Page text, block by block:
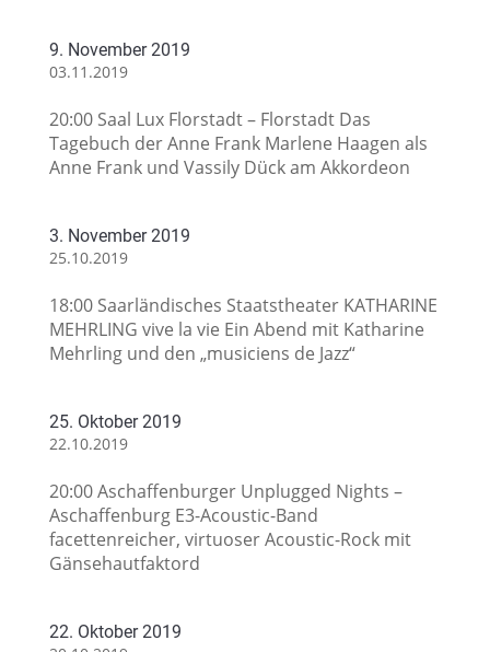
9. November 2019
03.11.2019
20:00 Saal Lux Florstadt – Florstadt Das
Tagebuch der Anne Frank Marlene Haagen als
Anne Frank und Vassily Dück am Akkordeon
3. November 2019
25.10.2019
18:00 Saarländisches Staatstheater KATHARINE
MEHRLING vive la vie Ein Abend mit Katharine
Mehrling und den „musiciens de Jazz“
25. Oktober 2019
22.10.2019
20:00 Aschaffenburger Unplugged Nights –
Aschaffenburg E3-Acoustic-Band
facettenreicher, virtuoser Acoustic-Rock mit
Gänsehautfaktord
22. Oktober 2019